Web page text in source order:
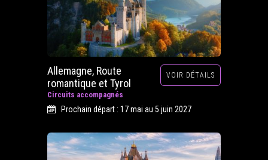
Allemagne, Route
romantique et Tyrol
Circuits accompagnés
VOIR DÉTAILS
Prochain départ : 17 mai au 5 juin 2027